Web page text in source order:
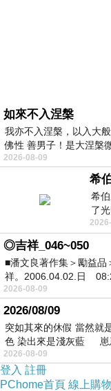
如來不入涅槃
我亦不入涅槃，以入大
佛性 善男子！是大涅槃
2026-08-09
希
希
了
面
◎吉祥_046~050
■潘文良著作集＞勵益
祥。2006.04.02.日
2026-08-09
2026/08/09
突如其來的休假 當然
色 染出來是淺灰藍
2026-08-09
登入 註冊
PChome首頁 線上購物